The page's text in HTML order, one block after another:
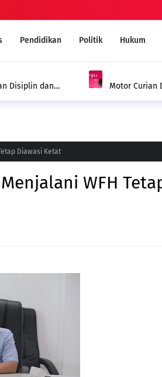
Pendidikan Politik Hukum
Disiplin dan
Motor Curian
Diawasi Ketat
WFH